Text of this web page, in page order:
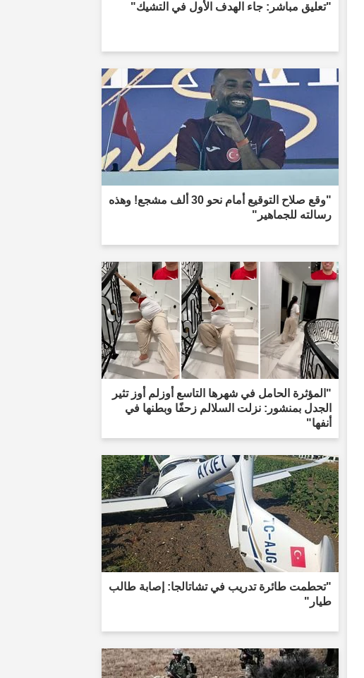
"تعليق مباشر: جاء الهدف الأول في التشيك"
"وقع صلاح التوقيع أمام نحو 30 ألف مشجع! وهذه
رسالته للجماهير"
"المؤثرة الحامل في شهرها التاسع أوزلم أوز تثير
الجدل بمنشور: نزلت السلالم زحفًا وبطنها في
أنفها"
"تحطمت طائرة تدريب في تشاتالجا: إصابة طالب
طيار"